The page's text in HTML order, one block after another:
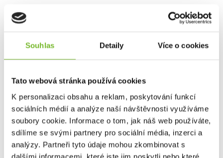
Souhlas Detaily Více o cookies
Tato webová stránka používá cookies
K personalizaci obsahu a reklam, poskytování funkcí
sociálních médií a analýze naší návštěvnosti využíváme
soubory cookie. Informace o tom, jak náš web používáte,
sdílíme se svými partnery pro sociální média, inzerci a
analýzy. Partneři tyto údaje mohou zkombinovat s
dalšími informacemi, které jste jim poskytli nebo které
Grundéns díky svému závazku k inovacím, použitým
materiálům, udržitelnosti a kvalitě je oblíbenou
ve městě, Grundéns nabízí produkty, které vás udrží v
suchu, teple a stylu. Přidejte se k tisícům spokojených
nejlepší rybářské oblečení na trhu.
Společnost MORIS design s.r.o., provozovateleshopu
SAVETHEDAY.CZ je hrdý exkluzivní distributor značky
Grundéns pro Českou republiku a Slovensko.